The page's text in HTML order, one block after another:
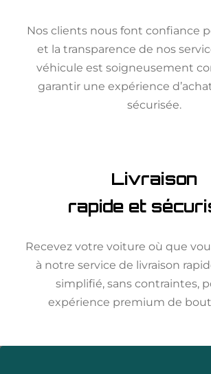
Nos clients nous font confiance
et la transparence de nos
véhicule est soigneusement
garantir une expérience
sécurisée.
Livraison
rapide et
Recevez votre voiture où que
à notre service de livraison
simplifié, sans contraintes,
expérience premium de